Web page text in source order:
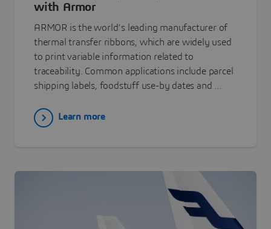
with Armor
ARMOR is the world’s leading manufacturer of
thermal transfer ribbons, which are widely used
to print variable information related to
traceability. Common applications include parcel
shipping labels, foodstuff use-by dates and ...
Learn more